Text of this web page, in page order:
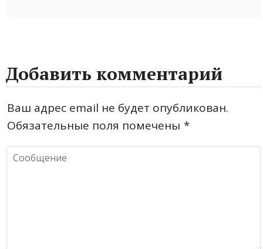
Добавить комментарий
Ваш адрес email не будет опубликован.
Обязательные поля помечены *